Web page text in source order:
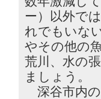
ー）以外で
れでもいな
やその他の
荒川、水の
ましょう。
深谷市内の